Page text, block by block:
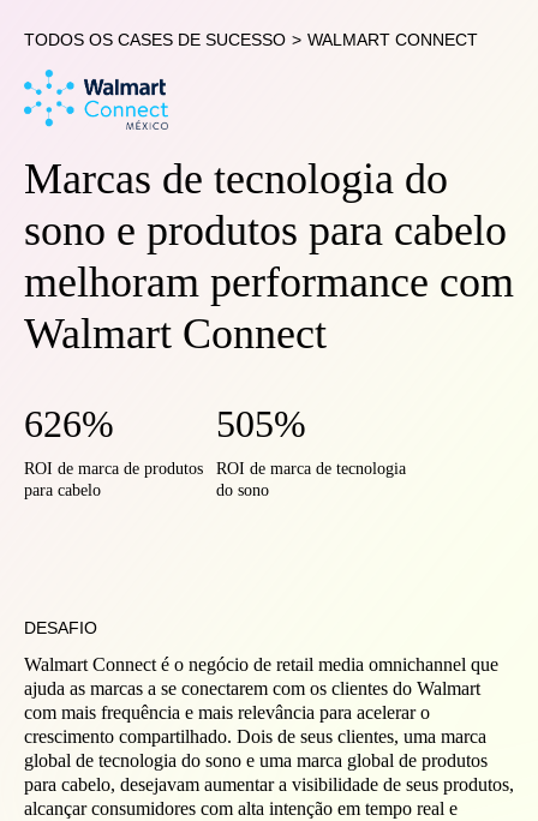
TODOS OS CASES DE SUCESSO > WALMART CONNECT
Marcas de tecnologia do
sono e produtos para cabelo
melhoram performance com
Walmart Connect
626%
ROI de marca de produtos
para cabelo
505%
ROI de marca de tecnologia
do sono
DESAFIO
Walmart Connect é o negócio de retail media omnichannel que
ajuda as marcas a se conectarem com os clientes do Walmart
com mais frequência e mais relevância para acelerar o
crescimento compartilhado. Dois de seus clientes, uma marca
global de tecnologia do sono e uma marca global de produtos
para cabelo, desejavam aumentar a visibilidade de seus produtos,
alcançar consumidores com alta intenção em tempo real e